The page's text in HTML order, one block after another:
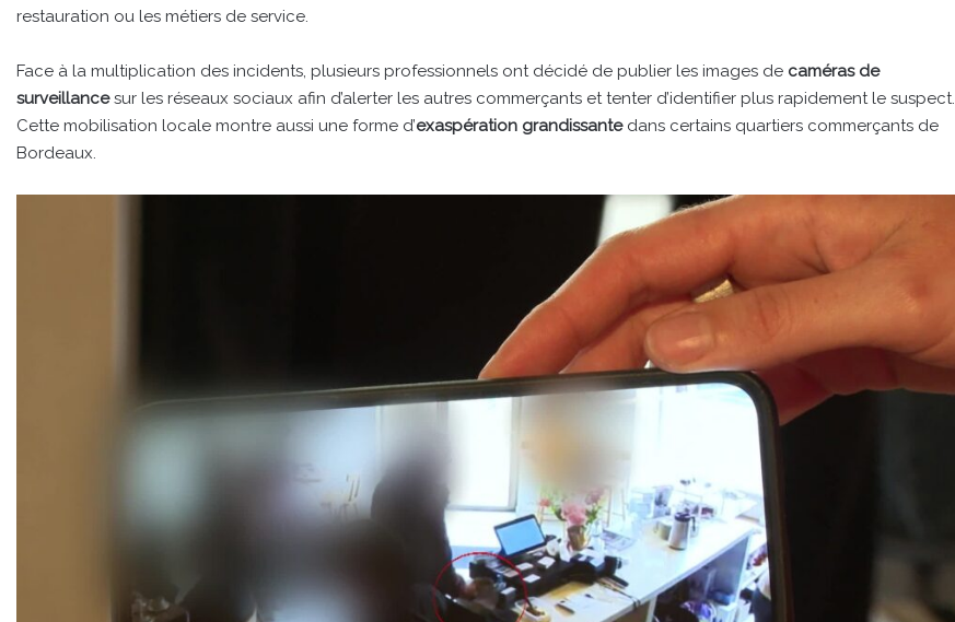
restauration ou les métiers de service.
Face à la multiplication des incidents, plusieurs professionnels ont décidé de publier les images de caméras de
surveillancesur les réseaux sociaux afin d’alerter les autres commerçants et tenter d’identifier plus rapidement le suspect.
Cette mobilisation locale montre aussi une forme d’exaspération grandissantedans certains quartiers commerçants de
Bordeaux.